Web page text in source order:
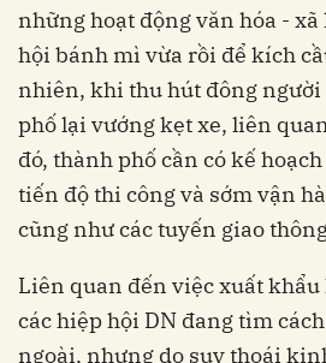
những hoạt động văn hóa -
hội bánh mì vừa rồi để kích
nhiên, khi thu hút đông
phố lại vướng kẹt xe, liên
đó, thành phố cần có kế
tiến độ thi công và sớm vận
cũng như các tuyến giao
Liên quan đến việc xuất khẩu
các hiệp hội DN đang tìm
ngoài, nhưng do suy thoái